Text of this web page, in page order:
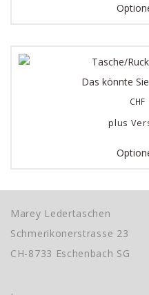
Das könnte
CHF
plus
Marey Ledertaschen
Schmerikonerstrasse 23
CH-8733 Eschenbach SG